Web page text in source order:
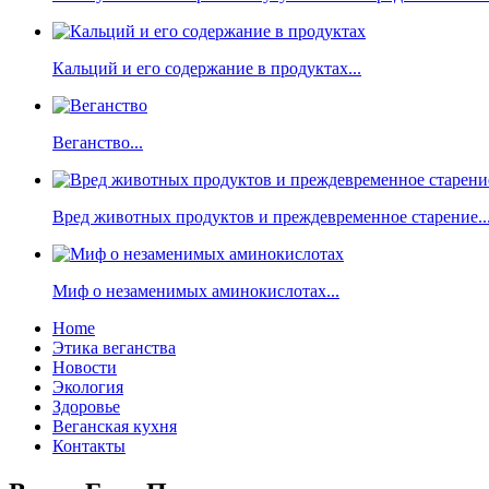
Кальций и его содержание в продуктах...
Веганство...
Вред животных продуктов и преждевременное
Миф о незаменимых аминокислотах...
Home
Этика веганства
Новости
Экология
Здоровье
Веганская кухня
Контакты